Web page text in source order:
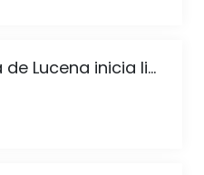
Lucena inicia li...